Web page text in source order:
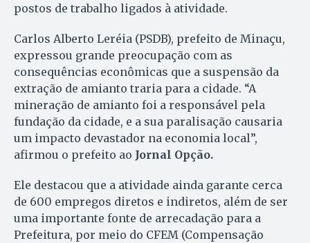
postos de trabalho ligados à atividade.
Carlos Alberto Leréia (PSDB), prefeito de Minaçu,
expressou grande preocupação com as
consequências econômicas que a suspensão da
extração de amianto traria para a cidade. “A
mineração de amianto foi a responsável pela
fundação da cidade, e a sua paralisação causaria
um impacto devastador na economia local”,
afirmou o prefeito ao Jornal Opção.
Ele destacou que a atividade ainda garante cerca
de 600 empregos diretos e indiretos, além de ser
uma importante fonte de arrecadação para a
Prefeitura, por meio do CFEM (Compensação